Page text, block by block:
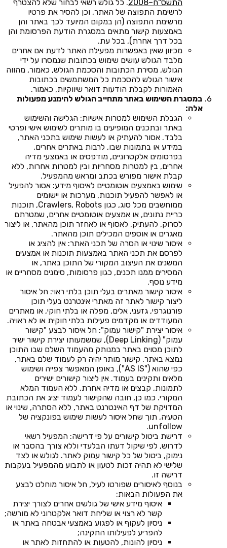
התשס"ח–2008
. כל גולש רשאי לבחור שלא להצטרף
לרשימת התפוצה של האתר, וכן להסיר את פרטיו
מרשימת התפוצה (הן במקום המיועד לכך באתר והן
באמצעות קישור מתאים במסגרת הודעת הפרסומת והן
בכל דרך אחרת), בכל עת.
מכיוון שאין באפשרות מפעילת האתר לדעת אם אחרים
מלבד הגולש עושים שימוש בכתובות שנמסרו על ידי
הגולש, מסירת הכתובות והסכמת הגולש, כאמור, מהווה
אישור הגולש להסכמת כל המשתמשים בכתובות
האמורות לקבלת הודעות דואר שיווקיות, כאמור.
במסגרת השימוש באתר מתחייב הגולש להימנע מפעולות
אלה:
הגבלת השימוש למטרות אישיות: הגלישה והשימוש
באתר ובתכנים המופיעים בו מותרים לשימוש אישי ופרטי
בלבד. אסור להעתיק או לעשות שימוש בתכני האתר,
במידע או בתמונות שבו, לרבות באתרים אחרים,
בפרסומים אלקטרוניים, מודפסים או באמצעי מדיה
אחרים, בין למטרות מסחריות ובין למטרות אחרות, ללא
קבלת אישור מפורש בכתב ומראש מהמפעיל.
שימוש באמצעים אוטומטיים לאיסוף מידע: אסור להפעיל
או לאפשר להפעיל תוכנות, מערכות או יישומים
ממוחשבים מכל סוג, כגון Crawlers, Robots, תוכנות
כריית נתונים, או אמצעים אוטומטיים אחרים, שמטרתם
לסרוק, להעתיק, לאסוף או לאחזר תוכן מהאתר, או ליצור
מאגרים או אוספים המכילים תוכן מהאתר.
איסור שינוי או הסרה של תכני האתר: אין להציג או
לפרסם את תכני האתר באמצעות תוכנות או אמצעים
המשנים את העיצוב המקורי של התוכן באתר, או
המסירים ממנו תכנים, כגון פרסומות, סימנים מסחריים או
מידע נוסף.
איסור קישור מאתרים בעלי תוכן בלתי ראוי: חל איסור
ליצור קישור לאתר זה מאתרי אינטרנט בעלי תוכן
פורנוגרפי, גזעני, אלים, מפלה או בלתי חוקי, או מאתרים
המעודדים או מקדמים פעילות בלתי חוקית או לא ראויה.
איסור יצירת "קישור עמוק": חל איסור לבצע "קישור
עמוק" (Deep Linking), שמשמעותו יצירת קישור ישיר
לתוכן מסוים באתר במנותק מהעמוד השלם שבו התוכן
נמצא באתר. קישור מותר יהיה רק לעמוד שלם באתר,
כפי שהוא ("AS IS"), באופן המאפשר צפייה ושימוש
מלאים ותקינים בעמוד. אין ליצור קישורים ישירים
לתמונות, קבצים או מדיה אחרת, ללא העמוד המלא
המקורי. כמו כן, חובה שהקישור לעמוד יציג את הכתובת
המדויקת של דף האינטרנט באתר, ללא הסתרה, שינוי או
הטעיה, תוך שחל איסור לעשות שימוש בפונקציה של
unfollow.
דרישת ביטול קישורים על פי דרישה: המפעיל רשאי
לדרוש, לפי שיקול דעתו הבלעדי וללא צורך בהסבר או
נימוק, ביטול של כל קישור עמוק לאתר. לגולש או לצד
שלישי לא תהיה זכות לטעון או לתבוע מהמפעיל בעקבות
דרישה זו.
בנוסף לאיסורים שפורטו לעיל, חל איסור מוחלט לבצע
את הפעולות הבאות:
איסוף מידע אישי של גולשים אחרים לצורך יצירת
קשר לא רצוי או שליחת דואר אלקטרוני לא מורשה;
ניסיון לעקוף או לפגוע באמצעי אבטחה באתר או
להפריע לפעילותו התקינה;
ניסיון להונות, להטעות או להתחזות לאתר או